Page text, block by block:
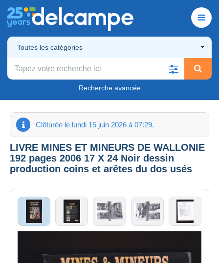
Toutes les catégories
Recherche avancée
Clôturée le lundi 15 juin 2026 à 07:29.
LIVRE MINES ET MINEURS DE WALLONIE
192 pages 2006 17 X 24 Noir dessin
production coins et arêtes du dos usés